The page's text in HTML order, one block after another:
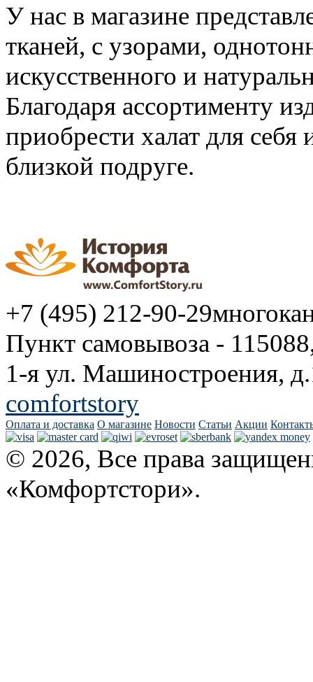
У нас в магазине
тканей, с узорами,
искусственного и
Благодаря ассортименту
приобрести халат для себя
близкой подруге.
+7 (495) 212-90-29
Пункт самовывоза -
1-я ул. Машиностроения,
comfortstory
Оплата и доставка О магазине Новости Статьи Акции
© 2026, Все права
«Комфортстори».